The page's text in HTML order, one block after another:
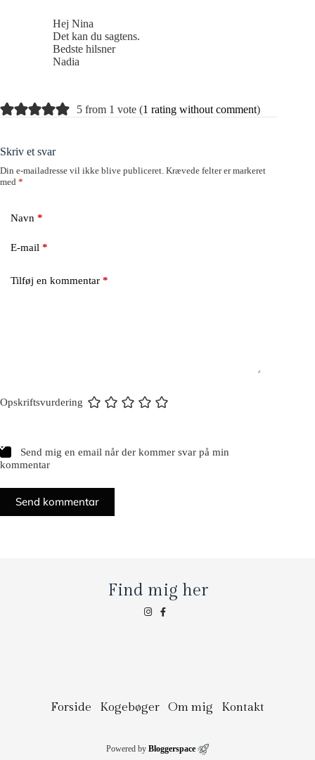
Hej Nina
Det kan du sagtens.
Bedste hilsner
Nadia
5 from 1 vote (1 rating without comment)
Skriv et svar
Din e-mailadresse vil ikke blive publiceret. Krævede felter er markeret
med *
Navn *
E-mail *
Tilføj en kommentar *
Opskriftsvurdering
Send mig en email når der kommer svar på min
kommentar
Send kommentar
Find mig her
Forside Kogebøger Om mig Kontakt
Powered by Bloggerspace